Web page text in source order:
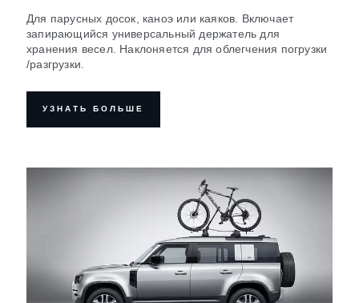
Для парусных досок, каноэ или каяков. Включает
запирающийся универсальный держатель для
хранения весел. Наклоняется для облегчения погрузки
/разгрузки.
УЗНАТЬ БОЛЬШЕ